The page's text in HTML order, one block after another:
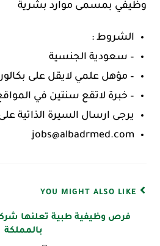
وظيفي بمسمى موارد بشرية
الشروط :
– سعودية الجنسية
– مؤهل علمي لايقل على
– خبرة لاتقع سنتين في
يرجى ارسال السيرة الذاتية
jobs@albadrmed.com
YOU MIGHT ALSO LIKE
فرص وظيفية طبية تعلنها
بالمملكة